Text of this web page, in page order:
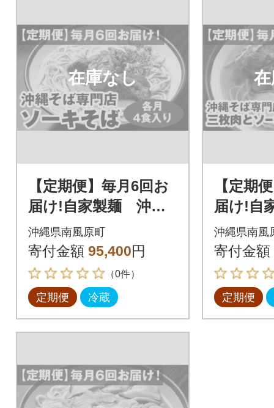
在庫なし
【定期便】毎月6回お
届け!自家製麺 沖縄
そば専門店「ソーキ
そば」セット(各月4食
入り)
沖縄県南風原町
寄付金額 95,400円
（0件）
定期便 冷蔵
【定期
届け!自
そば専
ソーキ
(各月4
沖縄県南風
寄付金額
定期便